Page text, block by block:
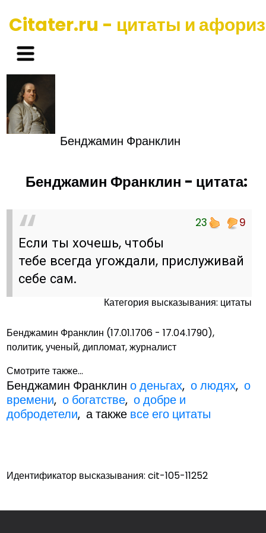
Citater.ru - цитаты и
Бенджамин Франклин
Бенджамин Франклин - цитата:
23 9
Если ты хочешь, чтобы
тебе всегда угождали, прислуживай
себе сам.
Категория высказывания: цитаты
Бенджамин Франклин (17.01.1706 - 17.04.1790),
политик, ученый, дипломат, журналист
Смотрите также...
Бенджамин Франклино деньгах,о людях,о
времени,о богатстве,о добре и
добродетели, а также все его цитаты
Идентификатор высказывания: cit-105-11252